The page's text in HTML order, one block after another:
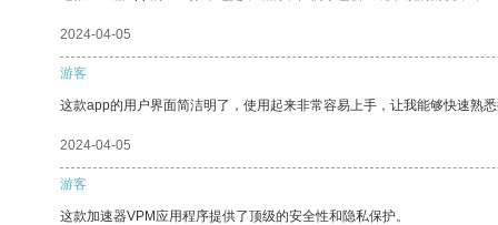
2024-04-05
游客
这款app的用户界面简洁明了，使用起来非常容易上手，让我能够快速熟
2024-04-05
游客
这款加速器VPM应用程序提供了顶级的安全性和隐私保护。